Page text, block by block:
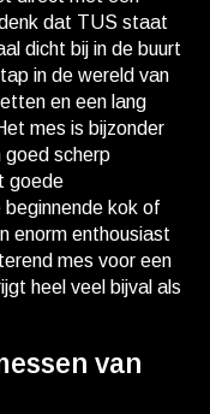
dat TUS staat
dicht bij in de buurt
in de wereld van
en een lang
mes is bijzonder
goed scherp
goede
kok of
enorm enthousiast
mes voor een
heel veel bijval als
van